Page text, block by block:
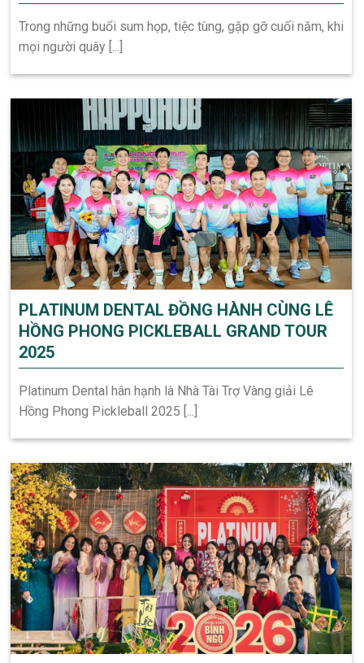
Trong những buổi sum họp, tiệc tùng, gặp gỡ cuối năm, khi
mọi người quây [...]
PLATINUM DENTAL ĐỒNG HÀNH CÙNG LÊ
HỒNG PHONG PICKLEBALL GRAND TOUR
2025
Platinum Dental hân hạnh là Nhà Tài Trợ Vàng giải Lê
Hồng Phong Pickleball 2025 [...]